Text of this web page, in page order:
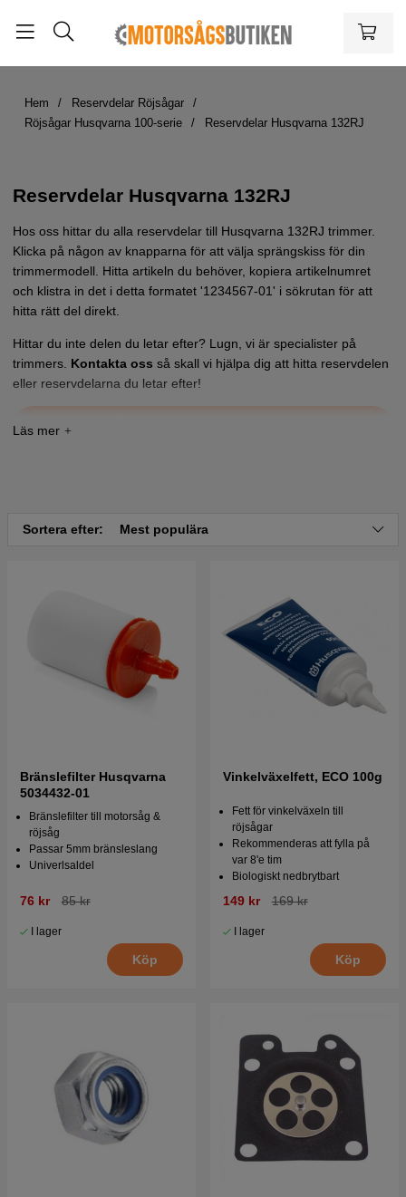
Hem
Reservdelar Röjsågar
Röjsågar Husqvarna 100-serie
Reservdelar Husqvarna 132RJ
Reservdelar Husqvarna 132RJ
Hos oss hittar du alla reservdelar till Husqvarna 132RJ trimmer.
Klicka på någon av knapparna för att välja sprängskiss för din
trimmermodell. Hitta artikeln du behöver, kopiera artikelnumret
och klistra in det i detta formatet '1234567-01' i sökrutan för att
hitta rätt del direkt.
Hittar du inte delen du letar efter? Lugn, vi är specialister på
trimmers. Kontakta oss så skall vi hjälpa dig att hitta reservdelen
eller reservdelarna du letar efter!
Sortera efter: Mest populära
Bränslefilter Husqvarna
5034432-01
Bränslefilter till motorsåg &
röjsåg
Passar 5mm bränsleslang
Univerlsaldel
76 kr 85 kr
I lager
Köp
Vinkelväxelfett, ECO 100g
Fett för vinkelväxeln till
röjsågar
Rekommenderas att fylla på
var 8'e tim
Biologiskt nedbrytbart
149 kr 169 kr
I lager
Köp